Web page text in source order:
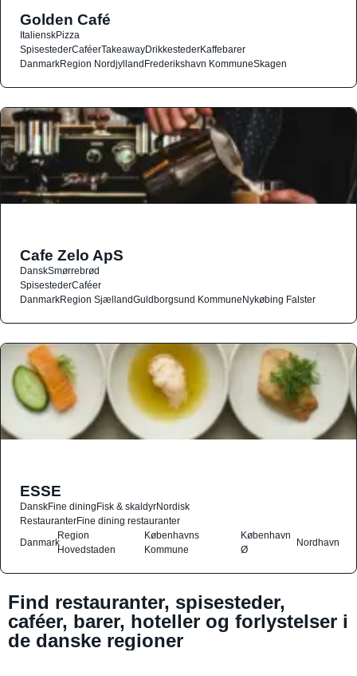
Golden Café
ItalienskPizza
SpisestederCaféerTakeawayDrikkestederKaffebarer
DanmarkRegion NordjyllandFrederikshavn KommuneSkagen
Cafe Zelo ApS
DanskSmørrebrød
SpisestederCaféer
DanmarkRegion SjællandGuldborgsund KommuneNykøbing Falster
ESSE
DanskFine diningFisk & skaldyrNordisk
RestauranterFine dining restauranter
Danmark
Region
Hovedstaden
Københavns
Kommune
København
Ø
Nordhavn
Find restauranter, spisesteder,
caféer, barer, hoteller og forlystelser i
de danske regioner